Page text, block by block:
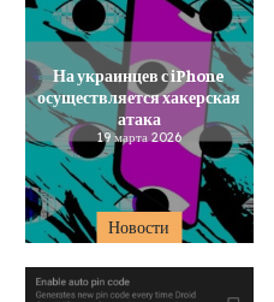
Новости
На украинцев с iPhone
осуществляется хакерская
атака
19 марта 2026